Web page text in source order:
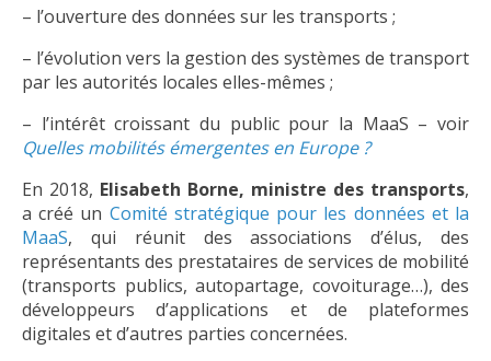
– l’ouverture des données sur les transports ;
– l’évolution vers la gestion des systèmes de transport
par les autorités locales elles-mêmes ;
– l’intérêt croissant du public pour la MaaS – voir
Quelles mobilités émergentes en Europe ?
En 2018, Elisabeth Borne, ministre des transports,
a créé un Comité stratégique pour les données et la
MaaS, qui réunit des associations d’élus, des
représentants des prestataires de services de mobilité
(transports publics, autopartage, covoiturage…), des
développeurs d’applications et de plateformes
digitales et d’autres parties concernées.